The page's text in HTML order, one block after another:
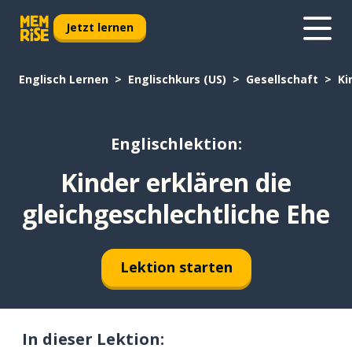
Jetzt lernen
Englisch Lernen Englischkurs (US) Gesellschaft
Englischlektion:
Kinder erklären die
gleichgeschlechtliche Ehe
Lektion starten
In dieser Lektion: